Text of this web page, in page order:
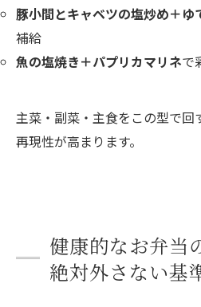
豚小間とキャベツの塩炒め＋ゆ
補給
魚の塩焼き＋パプリカマリネで
主菜・副菜・主食をこの型で回
再現性が高まります。
健康的なお弁当
絶対外さない基